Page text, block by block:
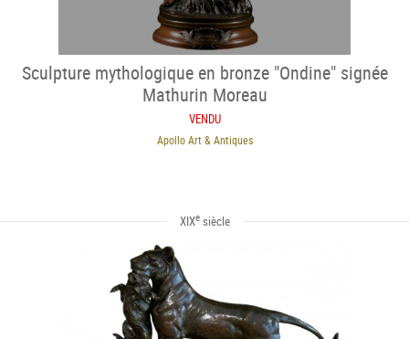
Sculpture mythologique en bronze "Ondine" signée
Mathurin Moreau
VENDU
Apollo Art & Antiques
XIXesiècle